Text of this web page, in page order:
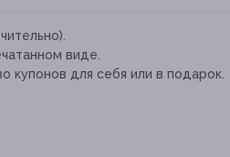
виде.
купонов для себя или в подарок.